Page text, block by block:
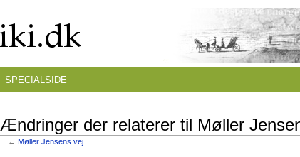
Ændringer der relaterer til Møller
← Møller Jensens vej
SPECIALSIDE